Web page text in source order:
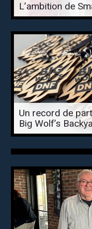
L’ambition de
Un record de
Big Wolf’s